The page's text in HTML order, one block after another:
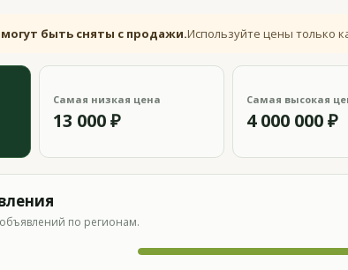
быть сняты с продажи.Используйте цены только
Самая низкая цена
13 000 ₽
Самая высокая
4 000 000 ₽
по регионам.